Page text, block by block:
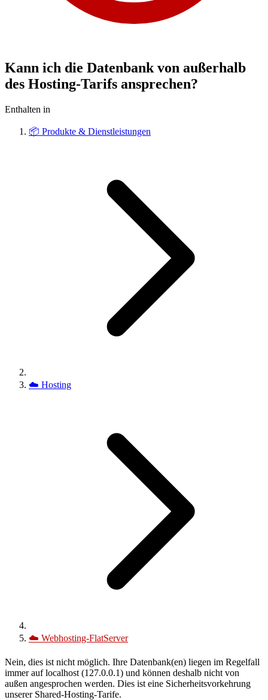
Kann ich die Datenbank von außerhalb
des Hosting-Tarifs ansprechen?
Enthalten in
📦 Produkte & Dienstleistungen
☁️ Hosting
☁️ Webhosting-FlatServer
Nein, dies ist nicht möglich. Ihre Datenbank(en) liegen im Regelfall
immer auf localhost (127.0.0.1) und können deshalb nicht von
außen angesprochen werden. Dies ist eine Sicherheitsvorkehrung
unserer Shared-Hosting-Tarife.